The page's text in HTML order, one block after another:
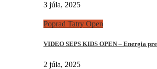
3 júla, 2025
Poprad Tatry Open
VIDEO SEPS KIDS OPEN – Energia
2 júla, 2025